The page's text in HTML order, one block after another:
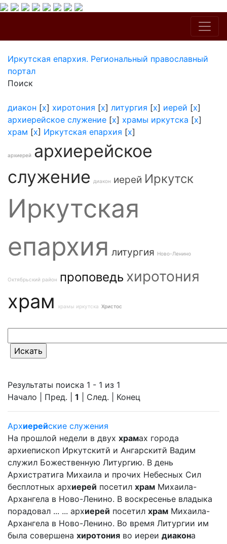
Иркутская епархия. Региональный православный
портал
Поиск
диакон [x] хиротония [x] литургия [x] иерей [x]
архиерейское служение [x] храмы иркутска [x]
храм [x] Иркутская епархия [x]
архиерей архиерейское
служение
диакон иерей Иркутск
Иркутская
епархия литургия Ново-Ленино
Октябрьский район проповедь хиротония
храм храмы иркутска Христос
Результаты поиска 1 - 1 из 1
Начало | Пред. | 1 | След. | Конец
Архиерейские служения
На прошлой недели в двух храмах города
архиепископ Иркутскитй и Ангарскитй Вадим
служил Божественную Литургию. В день
Архистратига Михаила и прочих Небесных Сил
бесплотных архиерей посетил храм Михаила-
Архангела в Ново-Ленино. В воскресенье владыка
порадовал ... ... архиерей посетил храм Михаила-
Архангела в Ново-Ленино. Во время Литургии им
была совершена хиротония во иереи диакона